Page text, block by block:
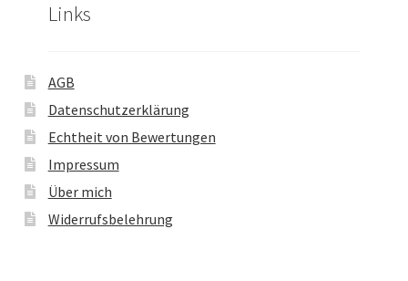
Links
AGB
Datenschutzerklärung
Echtheit von Bewertungen
Impressum
Über mich
Widerrufsbelehrung